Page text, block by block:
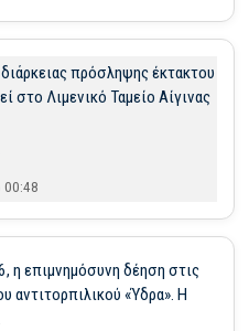
πρόσληψης έκτακτου
Λιμενικό Ταμείο Αίγινας
00:48
η επιμνημόσυνη δέηση στις
αντιτορπιλικού «Ύδρα». Η